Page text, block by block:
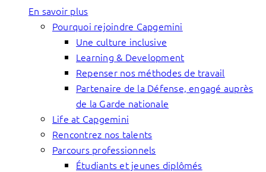
En savoir plus
Pourquoi rejoindre Capgemini
Une culture inclusive
Learning & Development
Repenser nos méthodes de travail
Partenaire de la Défense, engagé auprès
de la Garde nationale
Life at Capgemini
Rencontrez nos talents
Parcours professionnels
Étudiants et jeunes diplômés